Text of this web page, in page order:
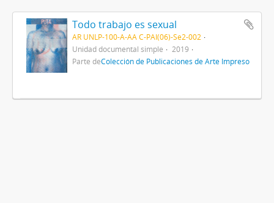
Todo trabajo es sexual
AR UNLP-100-A-AA C-PAI(06)-Se2-002
Unidad documental simple
2019
Parte deColección de Publicaciones de Arte Impreso